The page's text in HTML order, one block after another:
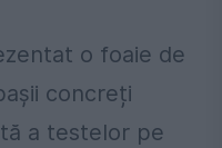
o foaie de
concreți
a testelor pe